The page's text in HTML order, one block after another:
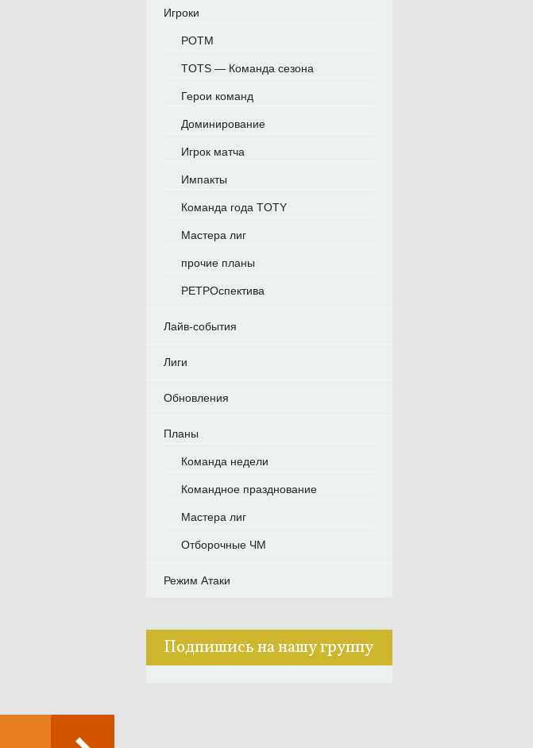
Игроки
POTM
TOTS — Команда сезона
Герои команд
Доминирование
Игрок матча
Импакты
Команда года TOTY
Мастера лиг
прочие планы
РЕТРОспектива
Лайв-события
Лиги
Обновления
Планы
Команда недели
Командное празднование
Мастера лиг
Отборочные ЧМ
Режим Атаки
Подпишись на нашу группу